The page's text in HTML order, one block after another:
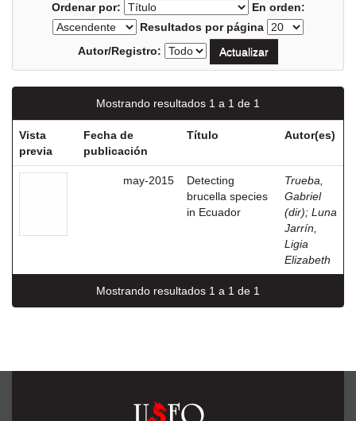
Ordenar por:
En orden:
Resultados por página
Autor/Registro:
Mostrando resultados 1 a 1 de 1
Vista
previa
Fecha de
publicación
Título Autor(es)
may-2015
Detecting
brucella species
in Ecuador
Trueba,
Gabriel
(dir); Luna
Jarrín,
Ligia
Elizabeth
Mostrando resultados 1 a 1 de 1